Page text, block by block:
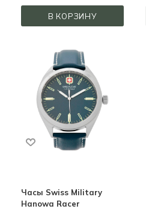
В КОРЗИНУ
Часы Swiss Military
Hanowa Racer